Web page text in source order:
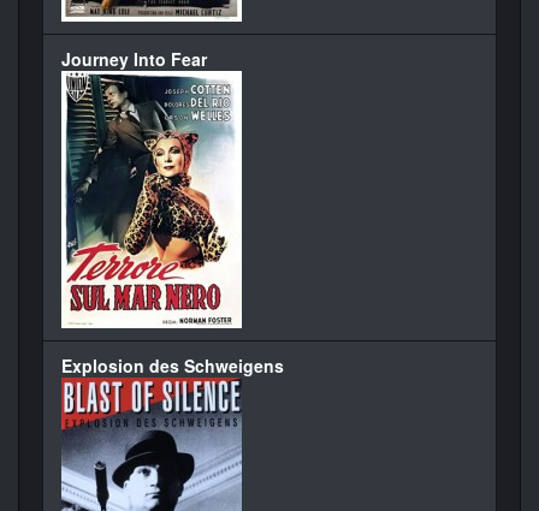
Journey Into Fear
Explosion des Schweigens